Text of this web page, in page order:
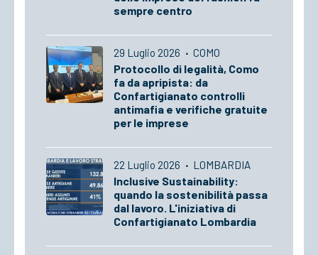
sempre centro
29 Luglio 2026 · COMO
Protocollo di legalità, Como
fa da apripista: da
Confartigianato controlli
antimafia e verifiche gratuite
per le imprese
22 Luglio 2026 · LOMBARDIA
Inclusive Sustainability:
quando la sostenibilità passa
dal lavoro. L'iniziativa di
Confartigianato Lombardia